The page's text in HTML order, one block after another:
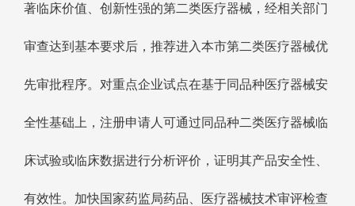
著临床价值、创新性强的第二类医疗器械，经相关部门
审查达到基本要求后，推荐进入本市第二类医疗器械优
先审批程序。对重点企业试点在基于同品种医疗器械安
全性基础上，注册申请人可通过同品种二类医疗器械临
床试验或临床数据进行分析评价，证明其产品安全性、
有效性。加快国家药监局药品、医疗器械技术审评检查